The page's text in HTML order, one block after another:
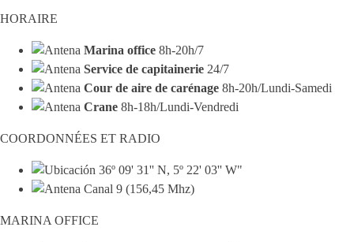
HORAIRE
Marina office 8h-20h/7
Service de capitainerie 24/7
Cour de aire de carénage 8h-20h/Lundi-Samedi
Crane 8h-18h/Lundi-Vendredi
COORDONNÉES ET RADIO
36º 09' 31'' N, 5º 22' 03'' W"
Canal 9 (156,45 Mhz)
MARINA OFFICE